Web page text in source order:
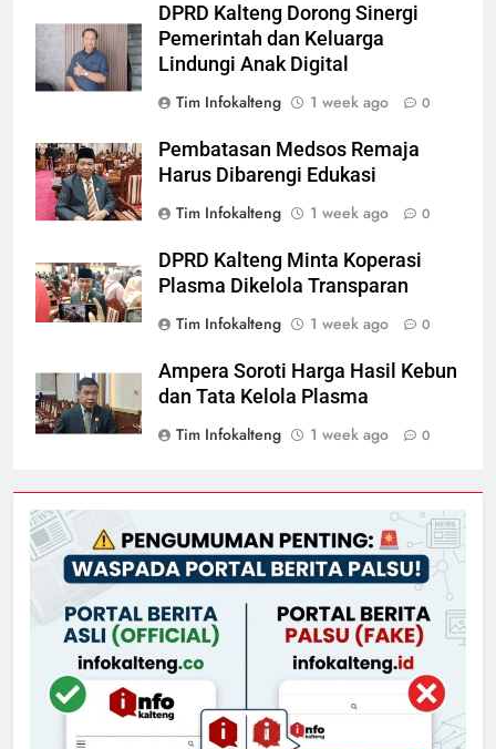
DPRD Kalteng Dorong Sinergi
Pemerintah dan Keluarga
Lindungi Anak Digital
Tim Infokalteng
1 week ago 0
Pembatasan Medsos Remaja
Harus Dibarengi Edukasi
Tim Infokalteng
1 week ago 0
DPRD Kalteng Minta Koperasi
Plasma Dikelola Transparan
Tim Infokalteng
1 week ago 0
Ampera Soroti Harga Hasil Kebun
dan Tata Kelola Plasma
Tim Infokalteng
1 week ago 0